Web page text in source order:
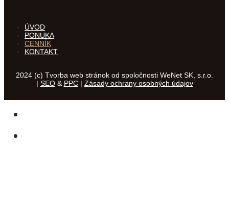
ÚVOD
PONUKA
CENNÍK
KONTAKT
2024 (c) Tvorba web stránok od spoločnosti WeNet SK, s.r.o.
| SEO& PPC| Zásady ochrany osobných údajov